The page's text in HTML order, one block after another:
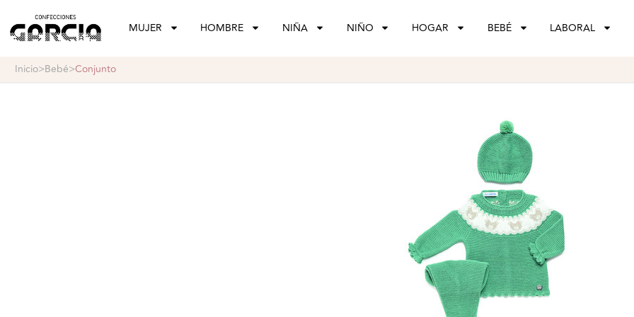
MUJER
HOMBRE NIÑA NIÑO HOGAR BEBÉ LABORAL
inicio> bebé> conjunto